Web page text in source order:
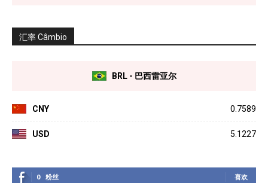
汇率 Câmbio
BRL - 巴西雷亚尔
CNY 0.7589
USD 5.1227
0 粉丝 喜欢